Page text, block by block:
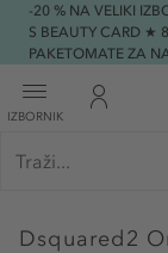
-20 % NA VELIKI
S BEAUTY CARD ★
PAKETOMATE ZA
IZBORNIK
Dsquared2